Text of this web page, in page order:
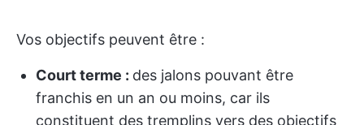
Vos objectifs peuvent être :
Court terme : des jalons pouvant être
franchis en un an ou moins, car ils
constituent des tremplins vers des objectifs